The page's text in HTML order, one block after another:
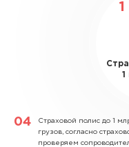
1
Страховой полис до 1
грузов, согласно
проверяем